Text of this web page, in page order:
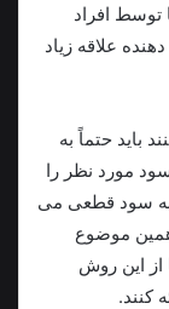
توسط افراد
علاقه زیاد
باید حتماً به
سود مورد نظر را
به سود قطعی می
همین موضوع
این روش
کنند.